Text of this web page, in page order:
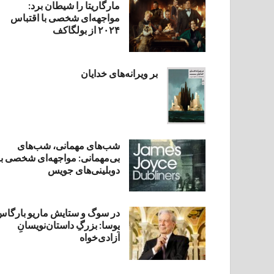
مارگاریتا را شیطان برد:
مواجهه‌ای شخصی با اقتباس
۲۰۲۴ از بولگاکف
بر ویرانه‌های خدایان
شب‌های مهمانی، شب‌های
بی‌مهمانی: مواجهه‌ای شخصی
دوبلینی‌های جویس
در سوگ و ستایش ماریو
یوسا: بزرگِ داستان‌نویسانِ
آزادی‌خواه